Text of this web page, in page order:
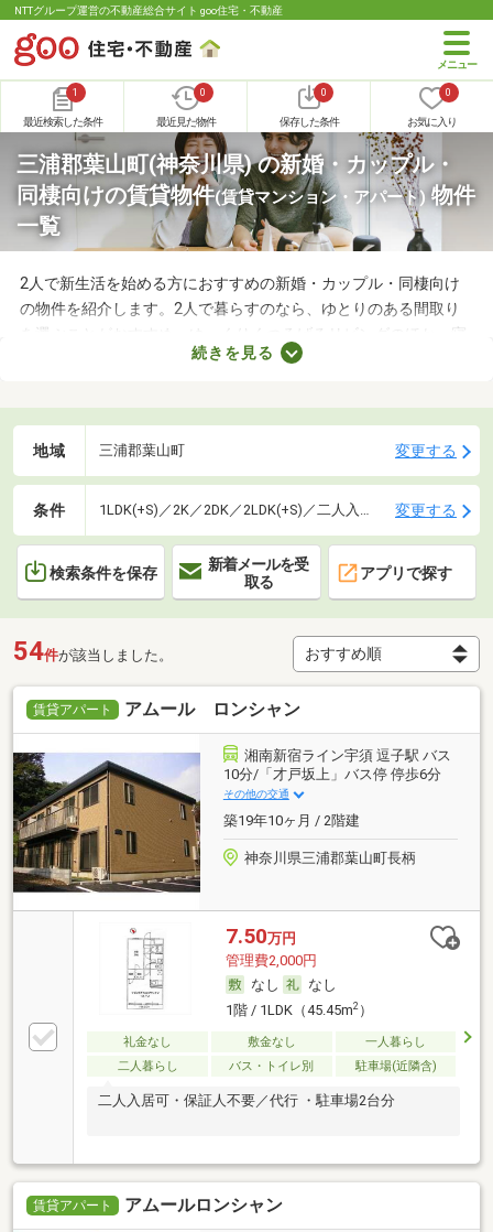
NTTグループ運営の不動産総合サイト goo住宅・不動産
1
最近検索した条件
0
最近見た物件
0
保存した条件
0
お気に入り
三浦郡葉山町(神奈川県) の新婚・カップル・
同棲向けの賃貸物件(賃貸マンション・アパート) 物件
一覧
2人で新生活を始める方におすすめの新婚・カップル・同棲向け
の物件を紹介します。2人で暮らすのなら、ゆとりのある間取り
を選ぶことがおすすめ。ゆっくりくつろげるリビングのほか、寝
室や収納スペースを確保できる物件を選べば、長く快適に暮らせ
てチェックしてみてくださいね。
続きを見る
地域 三浦郡葉山町 変更する
条件 1LDK(+S)／2K／2DK／2LDK(+S)／二人入居可 変更する
検索条件を保存
新着メールを受
取る
アプリで探す
54件が該当しました。
賃貸アパート アムール ロンシャン
湘南新宿ライン宇須 逗子駅 バス
10分/「才戸坂上」バス停 停歩6分
その他の交通
築19年10ヶ月 / 2階建
神奈川県三浦郡葉山町長柄
7.50万円
管理費2,000円
なし
なし
1階 / 1LDK（45.45m2）
礼金なし 敷金なし
一人暮らし
二人暮らし
バス・トイレ別 駐車場(近隣含)
二人入居可・保証人不要／代行 ・駐車場2台分
賃貸アパート アムールロンシャン